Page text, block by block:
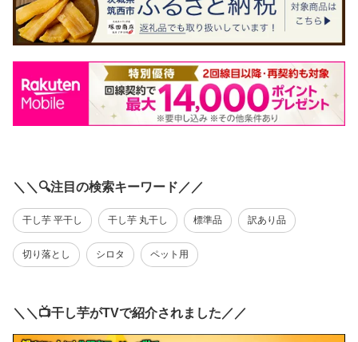
＼＼🔍注目の検索キーワード／／
干し芋 平干し 干し芋 丸干し 標準品 訳あり品
切り落とし シロタ ペット用
＼＼📺干し芋がTVで紹介されました／／